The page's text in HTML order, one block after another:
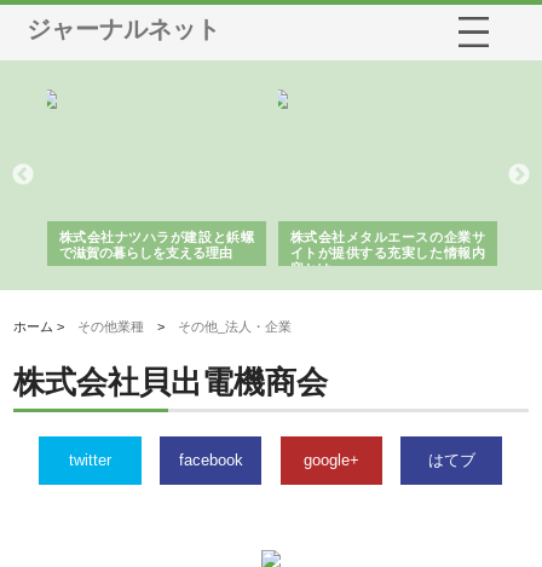
ジャーナルネット
株式会社ナツハラが建設と鋲螺
で滋賀の暮らしを支える理由
株式会社メタルエースの企業サ
イトが提供する充実した情報内
容とは
ホーム > その他業種 > その他_法人・企業
株式会社貝出電機商会
twitter facebook google+ はてブ